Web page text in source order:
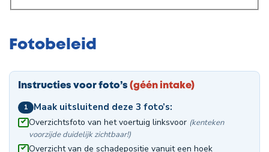
Fotobeleid
Instructies voor foto’s (géén intake)
1 Maak uitsluitend deze 3 foto’s:
Overzichtsfoto van het voertuig linksvoor (kenteken
voorzijde duidelijk zichtbaar!)
Overzicht van de schadepositie vanuit een hoek